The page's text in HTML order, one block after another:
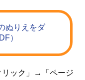
ぬりえをダ
）
リック」→「ページ